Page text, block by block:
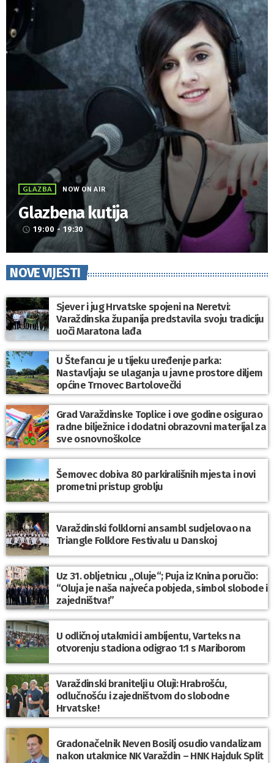
GLAZBA NOW ON AIR
Glazbena kutija
access_time 19:00 - 19:30
NOVE VIJESTI
Sjever i jug Hrvatske spojeni na Neretvi:
Varaždinska županija predstavila svoju tradiciju
uoči Maratona lađa
U Štefancu je u tijeku uređenje parka:
Nastavljaju se ulaganja u javne prostore diljem
općine Trnovec Bartolovečki
Grad Varaždinske Toplice i ove godine osigurao
radne bilježnice i dodatni obrazovni materijal za
sve osnovnoškolce
Šemovec dobiva 80 parkirališnih mjesta i novi
prometni pristup groblju
Varaždinski folklorni ansambl sudjelovao na
Triangle Folklore Festivalu u Danskoj
Uz 31. obljetnicu „Oluje“; Puja iz Knina poručio:
“Oluja je naša najveća pobjeda, simbol slobode i
zajedništva!”
U odličnoj utakmici i ambijentu, Varteks na
otvorenju stadiona odigrao 1:1 s Mariborom
Varaždinski branitelji u Oluji: Hrabrošću,
odlučnošću i zajedništvom do slobodne
Hrvatske!
Gradonačelnik Neven Bosilj osudio vandalizam
nakon utakmice NK Varaždin – HNK Hajduk Split